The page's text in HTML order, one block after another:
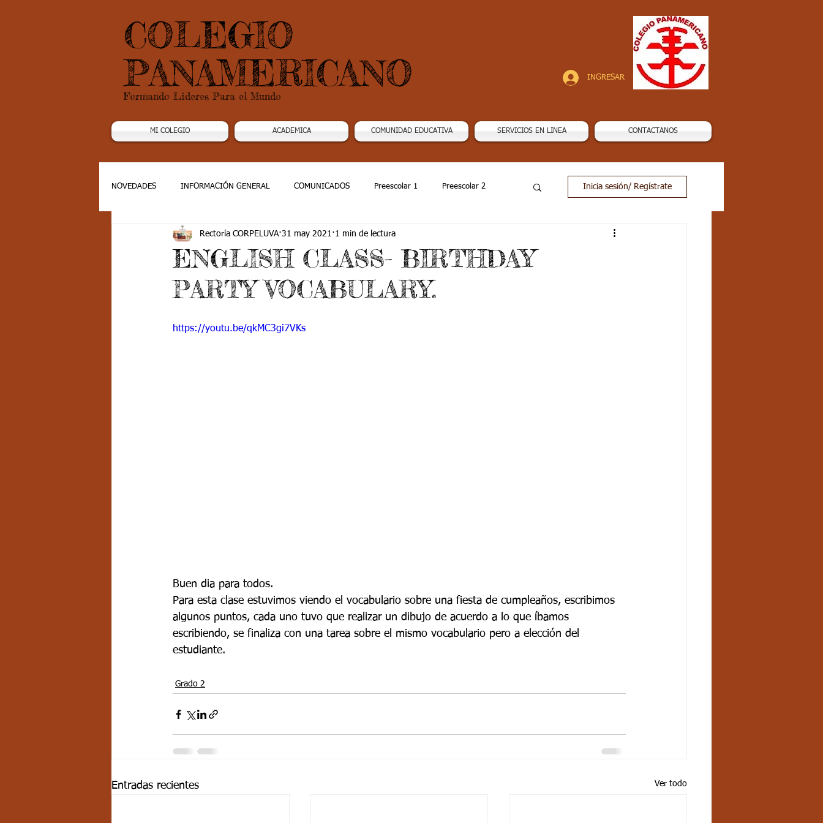
COLEGIO
PANAMERICANO
Formando Lideres Para el Mundo
INGRESAR
MI COLEGIO ACADEMICA COMUNIDAD EDUCATIVA SERVICIOS EN LINEA CONTACTANOS
NOVEDADES INFORMACIÓN GENERAL COMUNICADOS Preescolar 1 Preescolar 2
Grado 2 Grado 3 Grado 4 Grado 5
Grado 8 Grado 9 Grado 10 Grado 11
PSICOLOGÍA INSTITUCIONAL DEPORTES
Inicia sesión/ Regístrate
ENGLISH CLASS- BIRTHDAY
PARTY VOCABULARY.
Rectoría CORPELUVA 31 may 2021 1 min de lectura
https://youtu.be/qkMC3gi7VKs
Buen dia para todos.
Para esta clase estuvimos viendo el vocabulario sobre una fiesta de cumpleaños, escribimos
algunos puntos, cada uno tuvo que realizar un dibujo de acuerdo a lo que íbamos
escribiendo, se finaliza con una tarea sobre el mismo vocabulario pero a elección del
estudiante.
Grado 2
Entradas recientes Ver todo